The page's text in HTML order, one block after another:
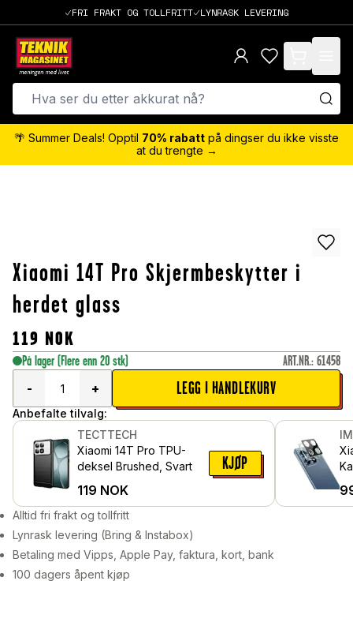
FRI FRAKT OG TOLLFRITT LYNRASK LEVERING
items in cart,
🌴 Summer Deals! Opptil 70% rabatt på dingser du ikke visste
at du trengte →
Xiaomi 14T Pro Skjermbeskytter i
herdet glass
119 NOK
På lager (Flere enn 20 stk) ART.NR.: 61458
-
+ LEGG I HANDLEKURV
Anbefalte tilvalg:
TECTTECH
Xiaomi 14T Pro TPU-
deksel Brushed, Svart
119 NOK
KJØP
i
Alltid fri frakt og tollfritt
Lynrask levering (Bring & Instabox)
Betaling med Vipps, Apple Pay, faktura, kort, bank
100 dagers åpent kjøp